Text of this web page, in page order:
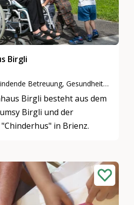
Birgli
Generationenverbindende Betreuung, Gesundheit, Sport & Bewegung, Freizeitaktivitäten & Spiele
Birgli besteht aus dem
Birgli und der
in Brienz.